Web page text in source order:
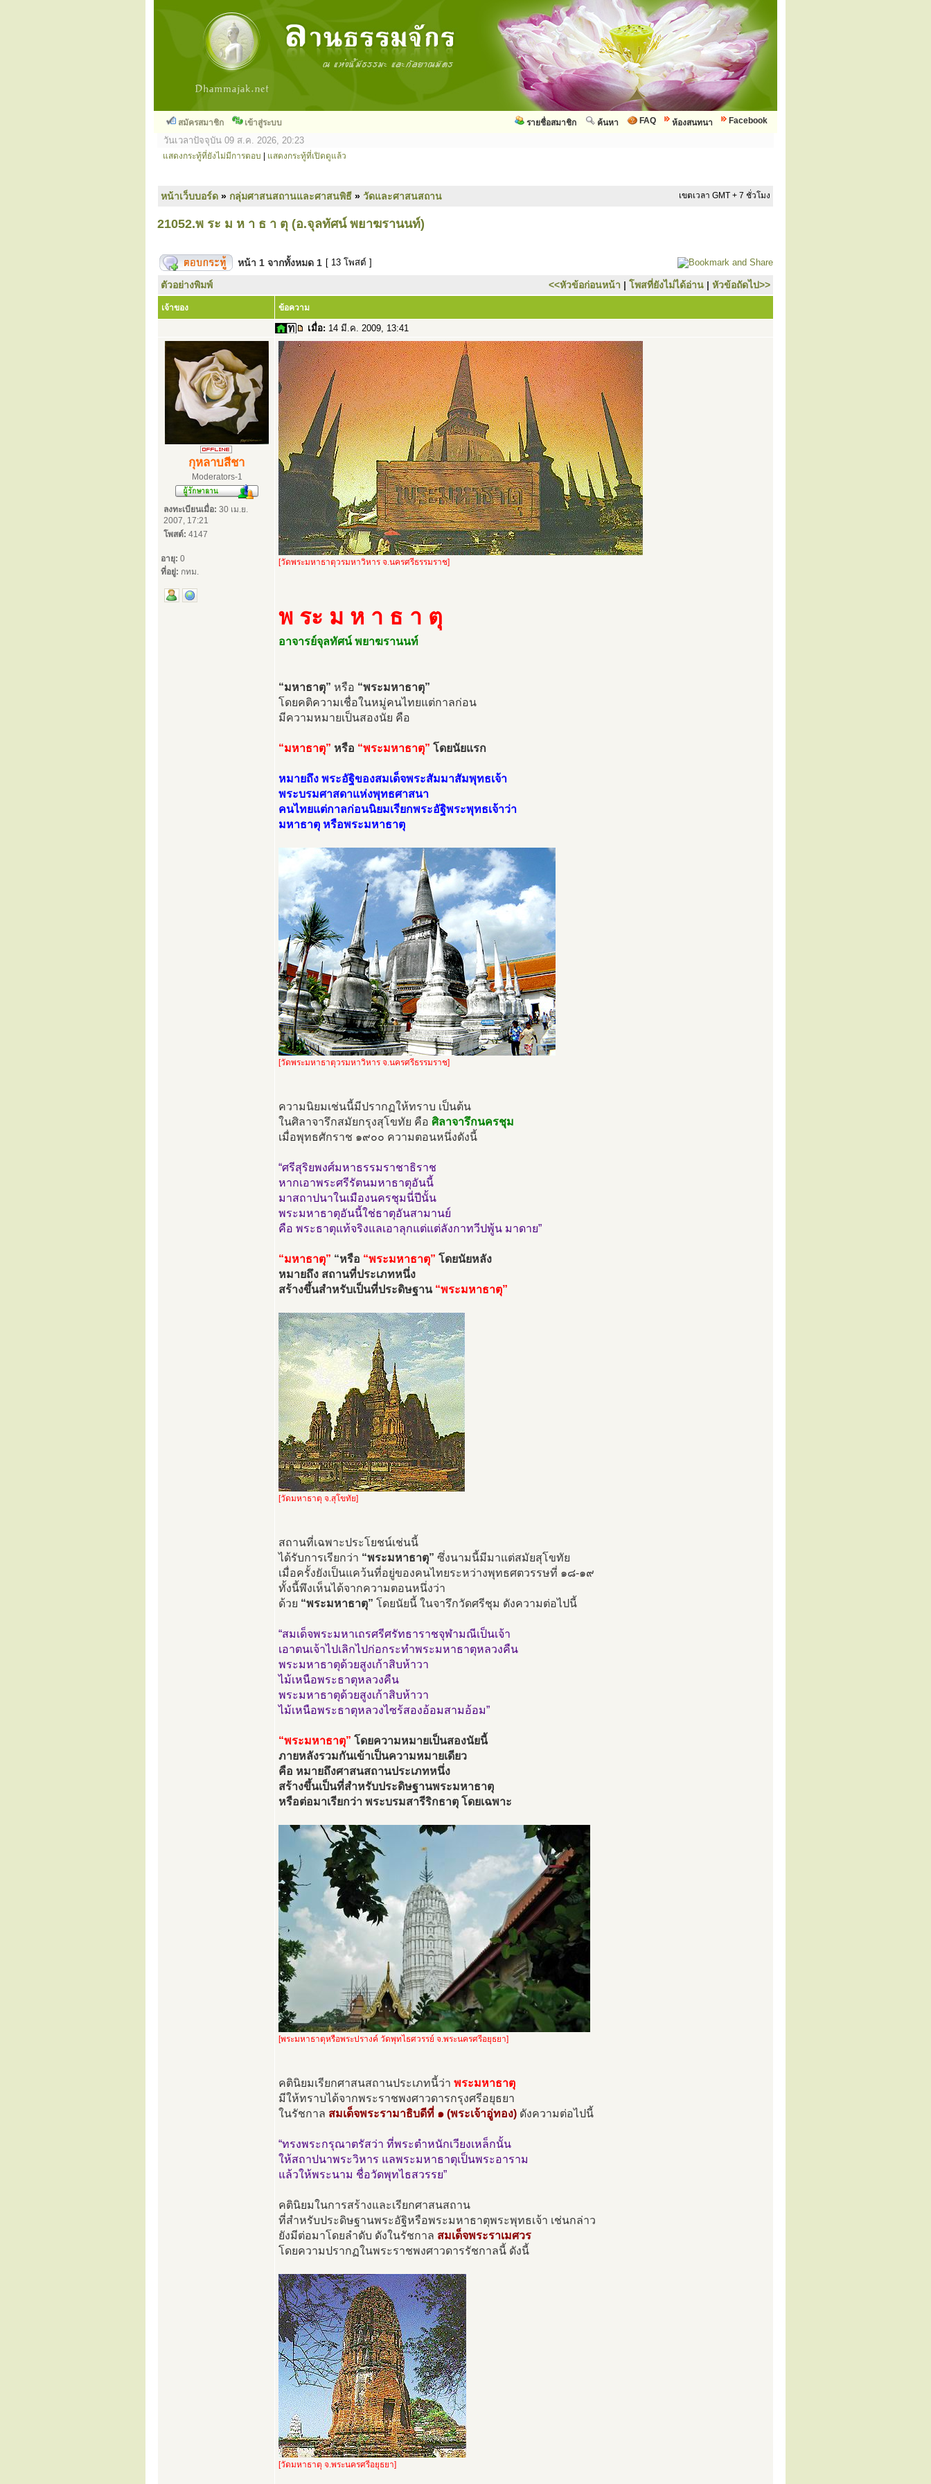
สมัครสมาชิก เข้าสู่ระบบ Facebook
ห้องสนทนา
FAQ
ค้นหา
รายชื่อสมาชิก
วันเวลาปัจจุบัน 09 ส.ค. 2026, 20:23
แสดงกระทู้ที่ยังไม่มีการตอบ แสดงกระทู้ที่เปิดดูแล้ว
หน้าเว็บบอร์ด » กลุ่มศาสนสถานและศาสนพิธี » วัดและศาสนสถาน เขตเวลา GMT + 7 ชั่วโมง
21052.พ ระ ม ห า ธ า ตุ (อ.จุลทัศน์ พยาฆรานนท์)
หน้า 1 จากทั้งหมด 1 [ 13 โพสต์ ]
ตัวอย่างพิมพ์ <<หัวข้อก่อนหน้า | โพสที่ยังไม่ได้อ่าน | หัวข้อถัดไป>>
เจ้าของ ข้อความ
เมื่อ: 14 มี.ค. 2009, 13:41
กุหลาบสีชา
Moderators-1
ลงทะเบียนเมื่อ: 30 เม.ย.
2007, 17:21
โพสต์: 4147
อายุ: 0
ที่อยู่: กทม.
[วัดพระมหาธาตุวรมหาวิหาร จ.นครศรีธรรมราช]
พ ระ ม ห า ธ า ตุ
อาจารย์จุลทัศน์ พยาฆรานนท์
“มหาธาตุ” หรือ “พระมหาธาตุ”
โดยคติความเชื่อในหมู่คนไทยแต่กาลก่อน
มีความหมายเป็นสองนัย คือ
“มหาธาตุ” หรือ “พระมหาธาตุ” โดยนัยแรก
หมายถึง พระอัฐิของสมเด็จพระสัมมาสัมพุทธเจ้า
พระบรมศาสดาแห่งพุทธศาสนา
คนไทยแต่กาลก่อนนิยมเรียกพระอัฐิพระพุทธเจ้าว่า
มหาธาตุ หรือพระมหาธาตุ
[วัดพระมหาธาตุวรมหาวิหาร จ.นครศรีธรรมราช]
ความนิยมเช่นนี้มีปรากฏให้ทราบ เป็นต้น
ในศิลาจารึกสมัยกรุงสุโขทัย คือ ศิลาจารึกนครชุม
เมื่อพุทธศักราช ๑๙๐๐ ความตอนหนึ่งดังนี้
“ศรีสุริยพงศ์มหาธรรมราชาธิราช
หากเอาพระศรีรัตนมหาธาตุอันนี้
มาสถาปนาในเมืองนครชุมนี่ปีนั้น
พระมหาธาตุอันนี้ใช่ธาตุอันสามานย์
คือ พระธาตุแท้จริงแลเอาลุกแต่แต่ลังกาทวีปพู้น มาดาย”
“มหาธาตุ” “หรือ “พระมหาธาตุ” โดยนัยหลัง
หมายถึง สถานที่ประเภทหนึ่ง
สร้างขึ้นสำหรับเป็นที่ประดิษฐาน “พระมหาธาตุ”
[วัดมหาธาตุ จ.สุโขทัย]
สถานที่เฉพาะประโยชน์เช่นนี้
ได้รับการเรียกว่า “พระมหาธาตุ” ซึ่งนามนี้มีมาแต่สมัยสุโขทัย
เมื่อครั้งยังเป็นแคว้นที่อยู่ของคนไทยระหว่างพุทธศตวรรษที่ ๑๘-๑๙
ทั้งนี้พึงเห็นได้จากความตอนหนึ่งว่า
ด้วย “พระมหาธาตุ” โดยนัยนี้ ในจารึกวัดศรีชุม ดังความต่อไปนี้
“สมเด็จพระมหาเถรศรีศรัทธาราชจุฬามณีเป็นเจ้า
เอาตนเจ้าไปเลิกไปก่อกระทำพระมหาธาตุหลวงคืน
พระมหาธาตุด้วยสูงเก้าสิบห้าวา
ไม้เหนือพระธาตุหลวงคืน
พระมหาธาตุด้วยสูงเก้าสิบห้าวา
ไม้เหนือพระธาตุหลวงไซร้สองอ้อมสามอ้อม”
“พระมหาธาตุ” โดยความหมายเป็นสองนัยนี้
ภายหลังรวมกันเข้าเป็นความหมายเดียว
คือ หมายถึงศาสนสถานประเภทหนึ่ง
สร้างขึ้นเป็นที่สำหรับประดิษฐานพระมหาธาตุ
หรือต่อมาเรียกว่า พระบรมสารีริกธาตุ โดยเฉพาะ
[พระมหาธาตุหรือพระปรางค์ วัดพุทไธศวรรย์ จ.พระนครศรีอยุธยา]
คตินิยมเรียกศาสนสถานประเภทนี้ว่า พระมหาธาตุ
มีให้ทราบได้จากพระราชพงศาวดารกรุงศรีอยุธยา
ในรัชกาล สมเด็จพระรามาธิบดีที่ ๑ (พระเจ้าอู่ทอง) ดังความต่อไปนี้
“ทรงพระกรุณาตรัสว่า ที่พระตำหนักเวียงเหล็กนั้น
ให้สถาปนาพระวิหาร แลพระมหาธาตุเป็นพระอาราม
แล้วให้พระนาม ชื่อวัดพุทไธสวรรย”
คตินิยมในการสร้างและเรียกศาสนสถาน
ที่สำหรับประดิษฐานพระอัฐิหรือพระมหาธาตุพระพุทธเจ้า เช่นกล่าว
ยังมีต่อมาโดยลำดับ ดังในรัชกาล สมเด็จพระราเมศวร
โดยความปรากฏในพระราชพงศาวดารรัชกาลนี้ ดังนี้
[วัดมหาธาตุ จ.พระนครศรีอยุธยา]